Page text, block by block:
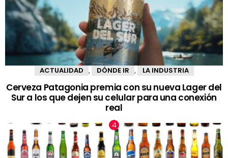
ACTUALIDAD DÓNDE IR LA INDUSTRIA
Cerveza Patagonia premia con su nueva Lager del
Sur a los que dejen su celular para una conexión
real